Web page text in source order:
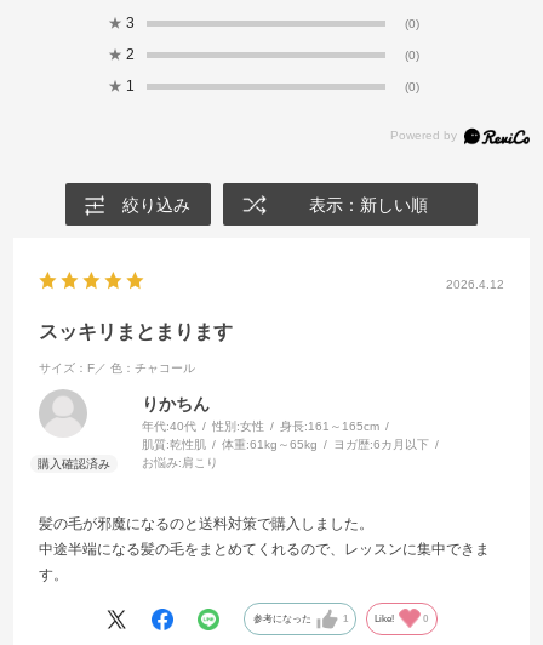
★ 3 (0)
★ 2 (0)
★ 1 (0)
絞り込み 表示：新しい順
2026.4.12
スッキリまとまります
サイズ：F／ 色：チャコール
りかちん
年代:40代 性別:女性 身長:161～165cm
肌質:乾性肌 体重:61kg～65kg ヨガ歴:6カ月以下
お悩み:肩こり
髪の毛が邪魔になるのと送料対策で購入しました。
中途半端になる髪の毛をまとめてくれるので、レッスンに集中できま
す。
参考になった 1 Like! 0